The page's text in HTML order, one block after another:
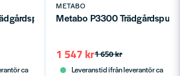
2.000 l/h
ca
METABO
Metabo P3300
1 650 kr
1 547 kr
Leveranstid ifrån leverantör ca